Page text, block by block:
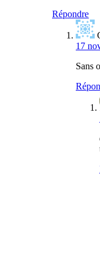
Répondre
17
Sans